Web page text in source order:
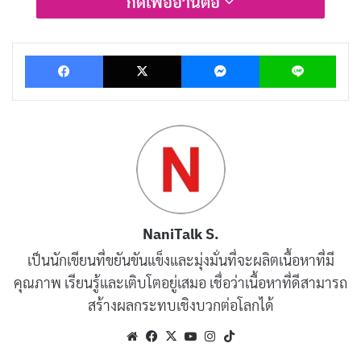
IMAX ย่อมาจาก “Image Maximum” เป็นระบบโรง
ภาพยนตร์ที่พัฒนาขึ้นโดยบริษัท IMAX Corporationของ
การชมภาพยนตร์ที่สมบูรณ์แบบ ด้วยหน้าจอขนาดมหึมา
ระบบเสียงที่คมชัด และเทคโนโลยีการฉายภาพที่ล้ำสมัย
IMAX มอบประสบการณ์ที่เหนือกว่าโรงภาพยนตร์ทั่วไป
ทำให้ผู้ชมรู้สึกเหมือนเป็นส่วนหนึ่งของภาพยนตร์
ประวัติความเป็นมาของ IMAX
IMAX ถือกำเนิดขึ้นในช่วงทศวรรษที่ 1960 จากแนวคิดที่
Facebook X Messenger Line
NaniTalk S.
เป็นนักเขียนที่ขยันขันแข็งและมุ่งมั่นที่จะผลิตเนื้อหาที่มี
คุณภาพ เรียนรู้และเติบโตอยู่เสมอ เชื่อว่าเนื้อหาที่ดีสามารถ
สร้างผลกระทบเชิงบวกต่อโลกได้
WebsiteFacebook
X YouTubeInstagram